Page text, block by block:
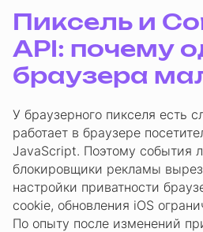
Пиксель и
API: почему
браузера
У браузерного пикселя есть
работает в браузере
JavaScript. Поэтому события
блокировщики рекламы
настройки приватности
cookie, обновления iOS
По опыту после изменений